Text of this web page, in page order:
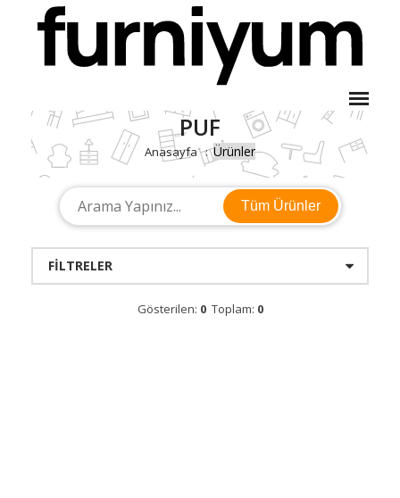
PUF
Anasayfa Ürünler
Tüm Ürünler
FILTRELER
Gösterilen: 0Toplam: 0